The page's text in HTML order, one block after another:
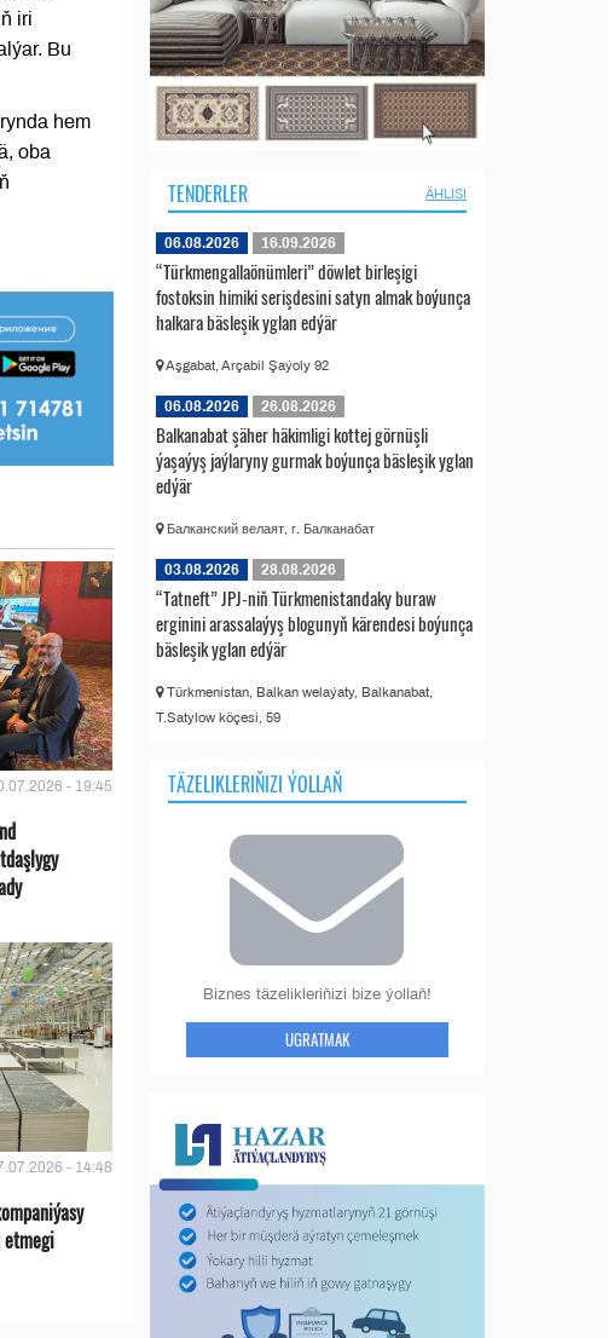
iri
Bu
hem
oba
- 19:45
- 14:48
TENDERLER ÄHLISI
06.08.2026 16.09.2026
“Türkmengallaönümleri” döwlet birleşigi
fostoksin himiki serişdesini satyn almak boýunça
halkara bäsleşik yglan edýär
Aşgabat, Arçabil Şaýoly 92
06.08.2026 26.08.2026
Balkanabat şäher häkimligi kottej görnüşli
ýaşaýyş jaýlaryny gurmak boýunça bäsleşik yglan
edýär
Балканский велаят, г. Балканабат
03.08.2026 28.08.2026
“Tatneft” JPJ-niň Türkmenistandaky buraw
erginini arassalaýyş blogunyň kärendesi boýunça
bäsleşik yglan edýär
Türkmenistan, Balkan welaýaty, Balkanabat,
T.Satylow köçesi, 59
TÄZELIKLERIŇIZI ÝOLLAŇ
Biznes täzelikleriňizi bize ýollaň!
UGRATMAK